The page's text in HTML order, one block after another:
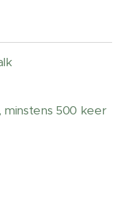
minstens 500 keer